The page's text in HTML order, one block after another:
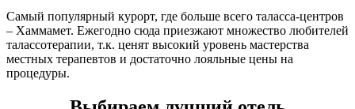
Самый популярный курорт, где больше всего таласса-центров
– Хаммамет. Ежегодно сюда приезжают множество любителей
талассотерапии, т.к. ценят высокий уровень мастерства
местных терапевтов и достаточно лояльные цены на
процедуры.